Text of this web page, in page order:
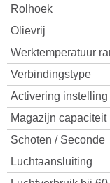
Rolhoek
Olievrij
Werktemperatuur
Verbindingstype
Activering instelling
Magazijn capaciteit
Schoten / Seconde
Luchtaansluiting